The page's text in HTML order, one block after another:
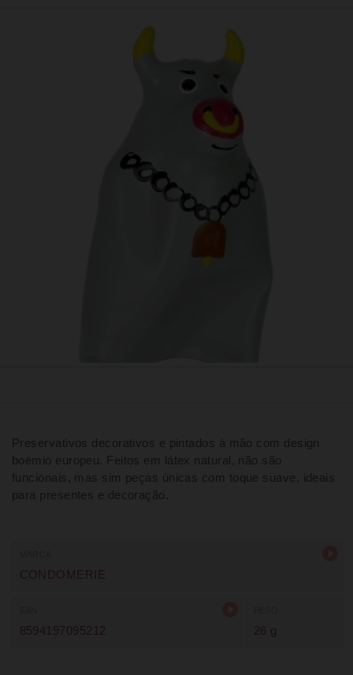
Preservativos decorativos e pintados à mão com design
boémio europeu. Feitos em látex natural, não são
funcionais, mas sim peças únicas com toque suave, ideais
para presentes e decoração.
CONDOMERIE
8594197095212 26 g